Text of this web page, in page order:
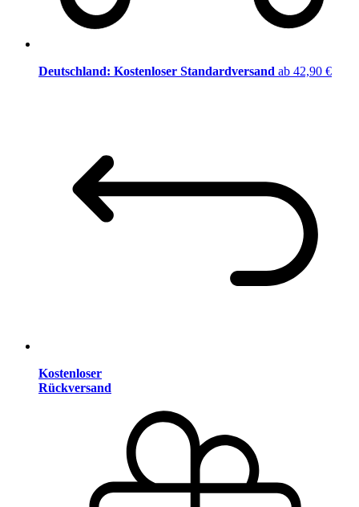
Deutschland: Kostenloser Standardversand ab 42,90 €
Kostenloser
Rückversand